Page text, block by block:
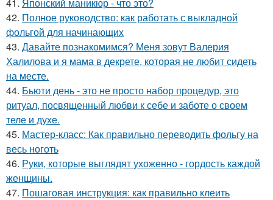
42. Полное руководство: как работать с выкладной
фольгой для начинающих
43. Давайте познакомимся? Меня зовут Валерия
Халилова и я мама в декрете, которая не любит сидеть
на месте.
44. Бьюти день - это не просто набор процедур, это
ритуал, посвященный любви к себе и заботе о своем
теле и духе.
45. Мастер-класс: Как правильно переводить фольгу на
весь ноготь
46. Руки, которые выглядят ухоженно - гордость каждой
женщины.
47. Пошаговая инструкция: как правильно клеить